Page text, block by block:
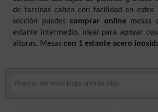
de tarrinas caben con facilidad en estos
sección puedes comprar onlinemesas
estante intermedio, ideal para apoyar
alturas. Mesas con 1 estante acero
Precio: de más bajo a más alto